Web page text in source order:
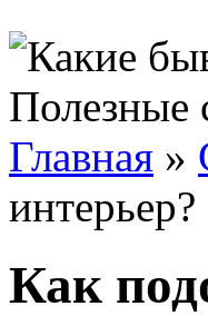
Полезные
Главная »
интерьер?
Как